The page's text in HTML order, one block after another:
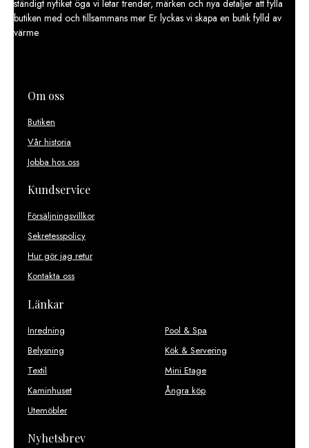
ständigt nyfiket öga vi letar trender, märken och nya detaljer att fylla
butiken med och tillsammans mer Er lyckas vi skapa en butik fylld av
värme
Om oss
Butiken
Vår historia
Jobba hos oss
Kundservice
Försäljningsvillkor
Sekretesspolicy
Hur gör jag retur
Kontakta oss
Länkar
Inredning
Belysning
Textil
Kaminhuset
Utemöbler
Pool & Spa
Kök & Servering
Mini Etage
Ångra köp
Nyhetsbrev